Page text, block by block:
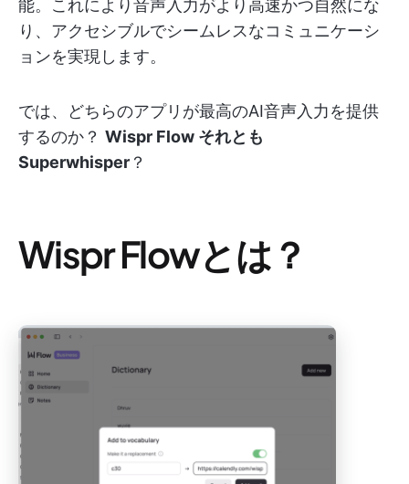
能。これにより音声入力がより高速かつ自然にな
り、アクセシブルでシームレスなコミュニケーシ
ョンを実現します。
では、どちらのアプリが最高のAI音声入力を提供
するのか？ Wispr Flow それとも
Superwhisper ？
Wispr Flowとは？